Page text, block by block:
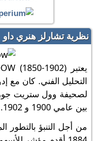
نظرية تشارلز هنري داو
التحليل الفني. كان مع
لصحيفة وول ستريت
بين عامي 1900 و 1902.
من أجل التنبؤ بالتطور